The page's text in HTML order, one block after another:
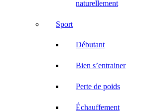
naturellement
Sport
Débutant
Bien s’entrainer
Perte de poids
Échauffement